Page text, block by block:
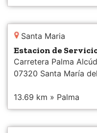
Santa Maria
Estacion de
Carretera Palma
Servi,
07320 Santa María
13.69 km » Palma